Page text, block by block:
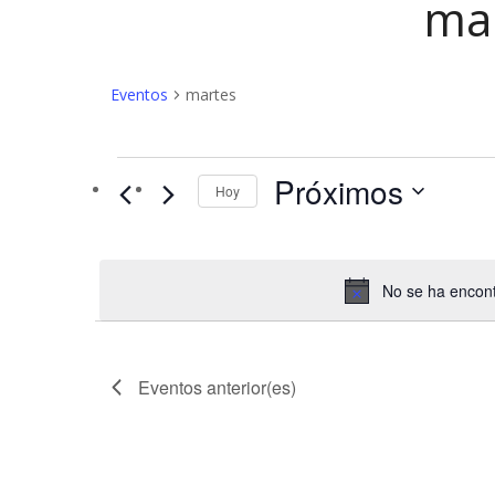
Eventos martes
Eventos
No se ha
Hoy Próximos
Eventosanterior(es)